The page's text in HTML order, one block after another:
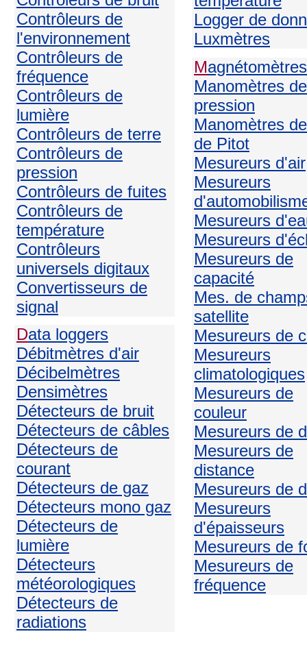
Contrôleurs de
l'environnement
Contrôleurs de
fréquence
Contrôleurs de
lumière
Contrôleurs de terre
Contrôleurs de
pression
Contrôleurs de fuites
Contrôleurs de
température
Contrôleurs
universels digitaux
Convertisseurs de
signal
Data loggers
Débitmètres d'air
Décibelmètres
Densimètres
Détecteurs de bruit
Détecteurs de câbles
Détecteurs de
courant
Détecteurs de gaz
Détecteurs mono gaz
Détecteurs de
lumière
Détecteurs
météorologiques
Détecteurs de
radiations
Logger de
Luxmètres
Magnétomètres
Manomètres de
pression
Manomètres
de Pitot
Mesureurs d'air
Mesureurs
Mesureurs
Mesureurs
Mesureurs de
capacité
Mes. de
satellite
Mesureurs de
Mesureurs
climatologiques
Mesureurs de
couleur
Mesureurs de
Mesureurs de
distance
Mesureurs de
Mesureurs
d'épaisseurs
Mesureurs de
Mesureurs de
fréquence